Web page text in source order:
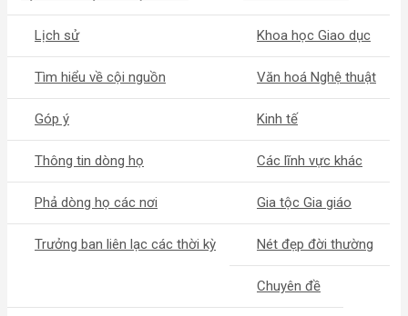
Lịch sử
Tìm hiểu về cội nguồn
Góp ý
Thông tin dòng họ
Phả dòng họ các nơi
Trưởng ban liên lạc các thời kỳ
Khoa học Giao dục
Văn hoá Nghệ thuật
Kinh tế
Các lĩnh vực khác
Gia tộc Gia giáo
Nét đẹp đời thường
Chuyên đề